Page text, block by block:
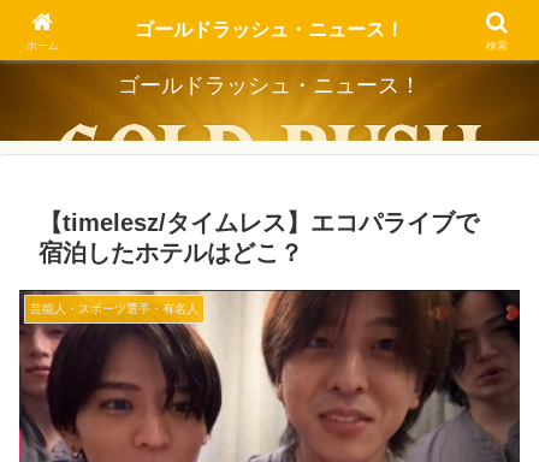
Dig the Trend, Strike the Gold.
ゴールドラッシュ・ニュース！
【timelesz/タイムレス】エコパライブで
宿泊したホテルはどこ？
芸能人・スポーツ選手・有名人
ホーム
ゴールドラッシュ・ニュース！
検索